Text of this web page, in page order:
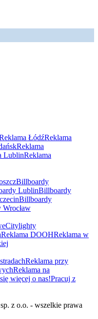
ŁódźReklama
Reklama
LublinReklama
Billboardy
LublinBillboardy
Billboardy
Citylighty
Reklama DOOHReklama w
Reklama przy
Reklama na
więcej o nas!Pracuj z
z o.o. - wszelkie prawa